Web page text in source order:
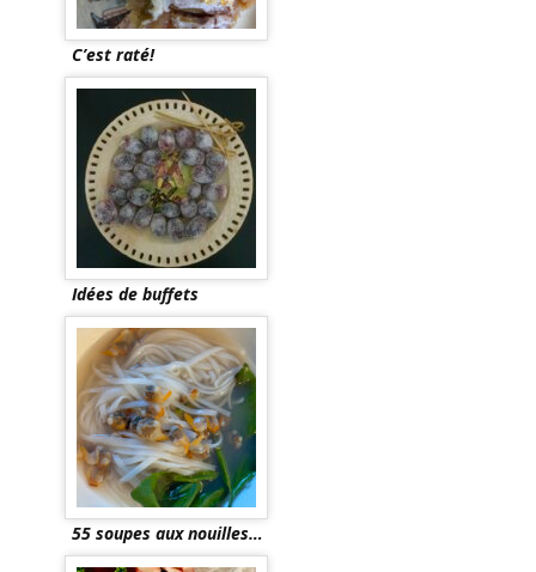
C’est raté!
Idées de buffets
55 soupes aux nouilles…